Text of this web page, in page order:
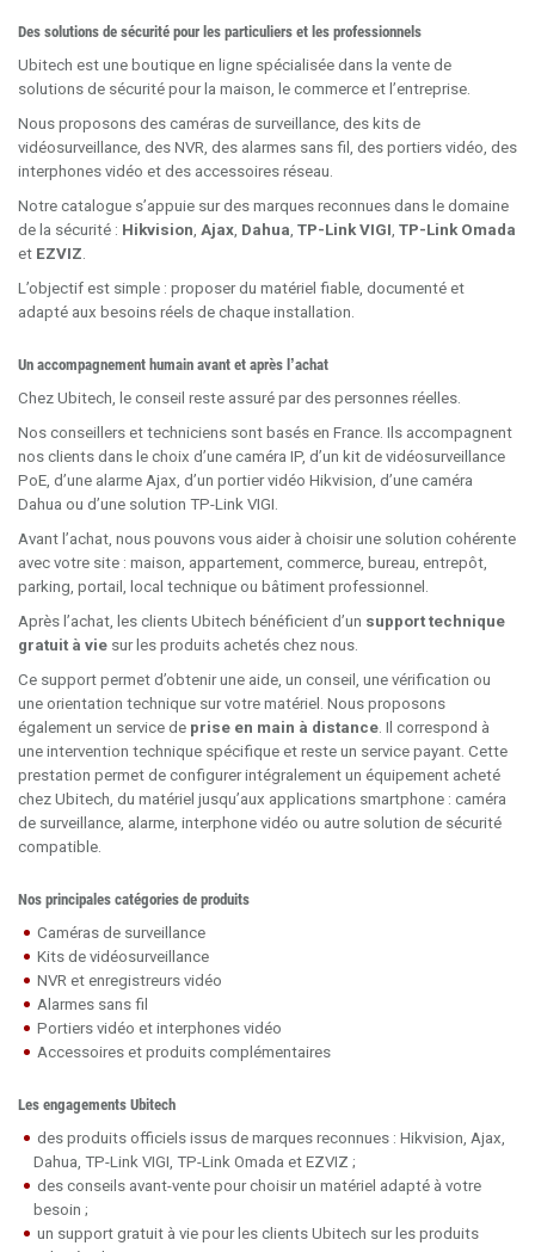
Des solutions de sécurité pour les particuliers et les professionnels
Ubitech est une boutique en ligne spécialisée dans la vente de
solutions de sécurité pour la maison, le commerce et l’entreprise.
Nous proposons des caméras de surveillance, des kits de
vidéosurveillance, des NVR, des alarmes sans fil, des portiers vidéo, des
interphones vidéo et des accessoires réseau.
Notre catalogue s’appuie sur des marques reconnues dans le domaine
de la sécurité : Hikvision, Ajax, Dahua, TP-Link VIGI, TP-Link Omada
et EZVIZ.
L’objectif est simple : proposer du matériel fiable, documenté et
adapté aux besoins réels de chaque installation.
Un accompagnement humain avant et après l’achat
Chez Ubitech, le conseil reste assuré par des personnes réelles.
Nos conseillers et techniciens sont basés en France. Ils accompagnent
nos clients dans le choix d’une caméra IP, d’un kit de vidéosurveillance
PoE, d’une alarme Ajax, d’un portier vidéo Hikvision, d’une caméra
Dahua ou d’une solution TP-Link VIGI.
Avant l’achat, nous pouvons vous aider à choisir une solution cohérente
avec votre site : maison, appartement, commerce, bureau, entrepôt,
parking, portail, local technique ou bâtiment professionnel.
Après l’achat, les clients Ubitech bénéficient d’un support technique
gratuit à vie sur les produits achetés chez nous.
Ce support permet d’obtenir une aide, un conseil, une vérification ou
une orientation technique sur votre matériel. Nous proposons
également un service de prise en main à distance. Il correspond à
une intervention technique spécifique et reste un service payant. Cette
prestation permet de configurer intégralement un équipement acheté
chez Ubitech, du matériel jusqu’aux applications smartphone : caméra
de surveillance, alarme, interphone vidéo ou autre solution de sécurité
compatible.
Nos principales catégories de produits
Caméras de surveillance
Kits de vidéosurveillance
NVR et enregistreurs vidéo
Alarmes sans fil
Portiers vidéo et interphones vidéo
Accessoires et produits complémentaires
Les engagements Ubitech
des produits officiels issus de marques reconnues : Hikvision, Ajax,
Dahua, TP-Link VIGI, TP-Link Omada et EZVIZ ;
des conseils avant-vente pour choisir un matériel adapté à votre
besoin ;
un support gratuit à vie pour les clients Ubitech sur les produits